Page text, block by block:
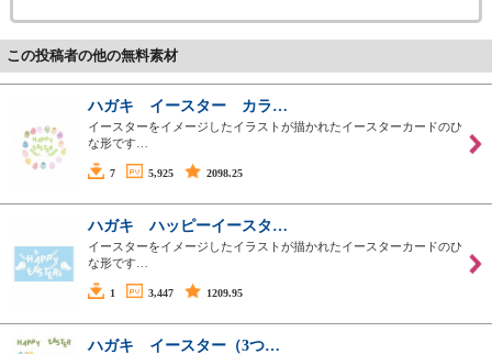
この投稿者の他の無料素材
ハガキ イースター カラ…
イースターをイメージしたイラストが描かれたイースターカードのひ
な形です…
7 5,925 2098.25
ハガキ ハッピーイースタ…
イースターをイメージしたイラストが描かれたイースターカードのひ
な形です…
1 3,447 1209.95
ハガキ イースター（3つ…